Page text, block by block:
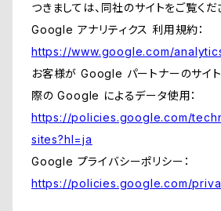
つきましては、同社のサイトをご覧くだ
Google アナリティクス 利用規約：
https://www.google.com/
お客様が Google パートナーのサイ
際の Google によるデータ使用：
https://policies.google.com/
sites?hl=ja
Google プライバシーポリシー：
https://policies.google.com/